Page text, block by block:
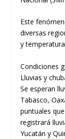
Este
diversas
y
Condiciones
Lluvias y
Se esperan
Tabasco,
puntuales
registrará
Yucatán y